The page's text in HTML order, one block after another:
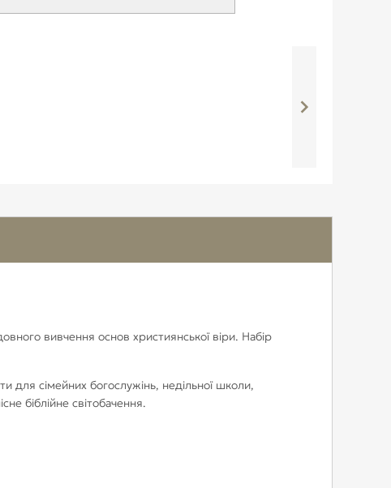
вивчення основ християнської віри. Набір
для сімейних богослужінь, недільної школи,
біблійне світобачення.